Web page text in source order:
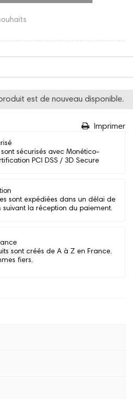
est de nouveau disponible.
Imprimer
sont sécurisés avec Monético-
PCI DSS / 3D Secure
sont expédiées dans un délai de
suivant la réception du paiement.
sont créés de A à Z en France.
fiers.